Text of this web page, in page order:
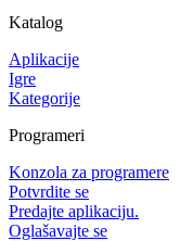
Katalog
Aplikacije
Igre
Kategorije
Programeri
Konzola za programere
Potvrdite se
Predajte aplikaciju.
Oglašavajte se